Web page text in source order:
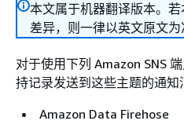
本文属于机器翻译版本。
差异，则一律以英文原文为
对于使用下列 Amazon SNS
持记录发送到这些主题的通知
Amazon Data Firehose